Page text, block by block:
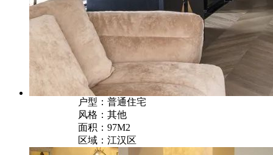
户型：普通住宅
风格：其他
面积：97M2
区域：江汉区